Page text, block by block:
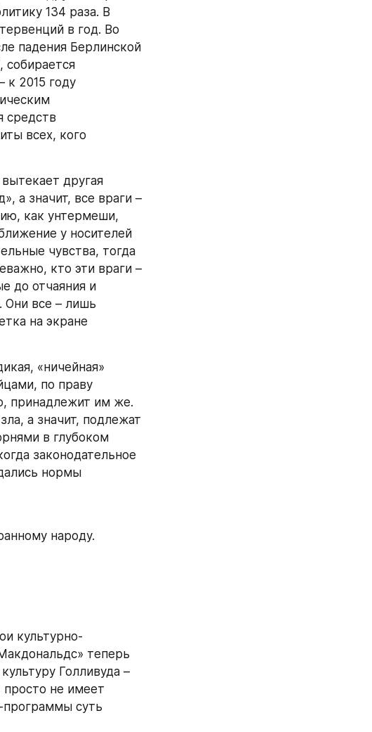
134 раза. В
в год. Во
падения Берлинской
собирается
к 2015 году
средств
всех, кого
другая
а значит, все враги –
как унтермеши,
у носителей
чувства, тогда
кто эти враги –
до отчаяния и
Они все – лишь
на экране
«ничейная»
по праву
принадлежит им же.
а значит, подлежат
в глубоком
законодательное
нормы
народу.
культурно-
теперь
Голливуда –
просто не имеет
программы суть